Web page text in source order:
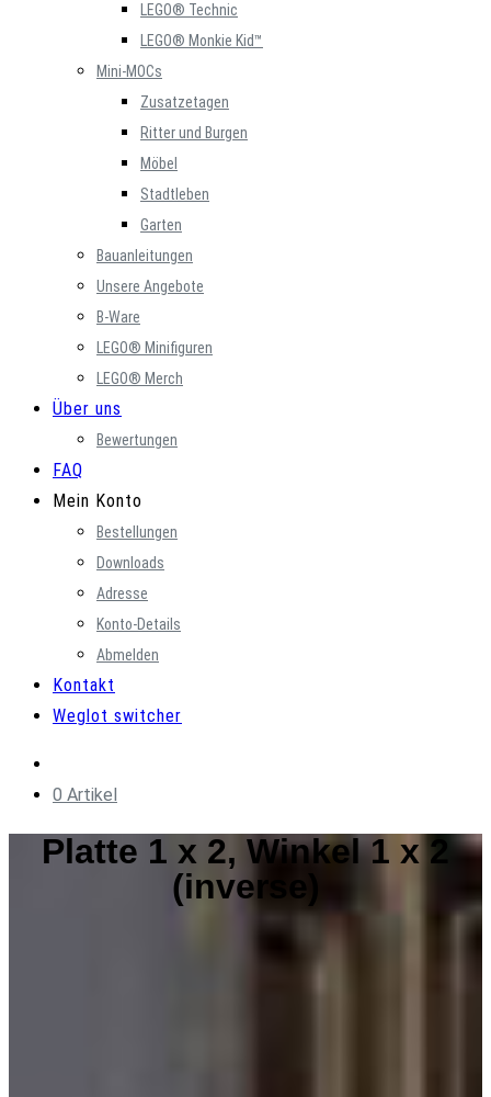
LEGO® Technic
LEGO® Monkie Kid™
Mini-MOCs
Zusatzetagen
Ritter und Burgen
Möbel
Stadtleben
Garten
Bauanleitungen
Unsere Angebote
B-Ware
LEGO® Minifiguren
LEGO® Merch
Über uns
Bewertungen
FAQ
Mein Konto
Bestellungen
Downloads
Adresse
Konto-Details
Abmelden
Kontakt
Weglot switcher
0 Artikel
Platte 1 x 2, Winkel 1 x 2
(inverse)